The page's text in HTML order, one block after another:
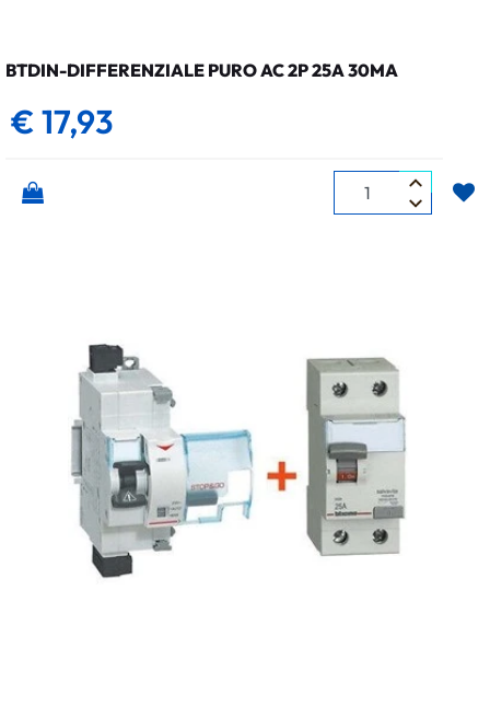
BTDIN-DIFFERENZIALE PURO AC 2P 25A 30MA
€ 17,93
Quantità